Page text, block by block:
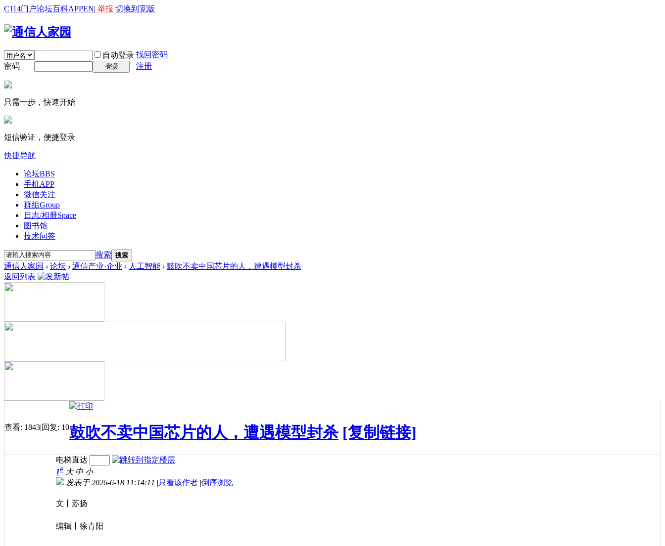
C114门户论坛百科APPEN| 举报 切换到宽版
自动登录 找回密码
密码
登录 注册
只需一步，快速开始
短信验证，便捷登录
快捷导航
论坛BBS
手机APP
微信关注
群组Group
日志/相册Space
图书馆
技术问答
搜索 搜索
通信人家园 › 论坛 › 通信产业·企业 › 人工智能 › 鼓吹不卖中国芯片的人，遭遇模型封杀
返回列表
查看: 1843|回复: 10鼓吹不卖中国芯片的人，遭遇模型封杀 [复制链接]
电梯直达
1# 大 中 小
发表于 2026-6-18 11:14:11 |只看该作者 |倒序浏览
文丨苏扬
编辑丨徐青阳